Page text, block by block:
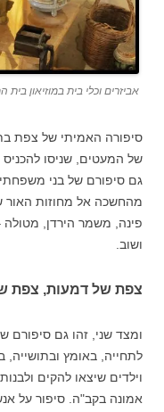
אביזרים וכלי בית במוזיאון
סיפורה האמיתי של צפת
של המעטים, שניסו
גם סיפורם של בני משפחתי,
מהחשכה אל מחוזות האור
פינה, משמר הירדן,
ושוב.
צפת של דמעות, צפת
ומצד שני, זהו גם סיפורם
לתחייה, באומץ
וילדים שיצאו להקים
אמונה בקב"ה. סיפור על